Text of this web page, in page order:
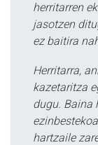
herritarren
jasotzen
ez baitira
Herritarra,
kazetaritza
dugu. Baina
hartzaile